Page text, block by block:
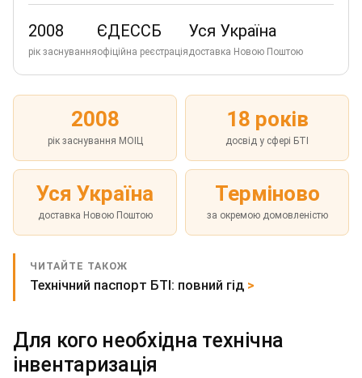
2008
рік заснування
ЄДЕССБ
офіційна реєстрація
Уся Україна
доставка Новою Поштою
2008
рік заснування МОІЦ
18 років
досвід у сфері БТІ
Уся Україна
доставка Новою Поштою
Терміново
за окремою домовленістю
ЧИТАЙТЕ ТАКОЖ
Технічний паспорт БТІ: повний гід >
Для кого необхідна технічна
інвентаризація